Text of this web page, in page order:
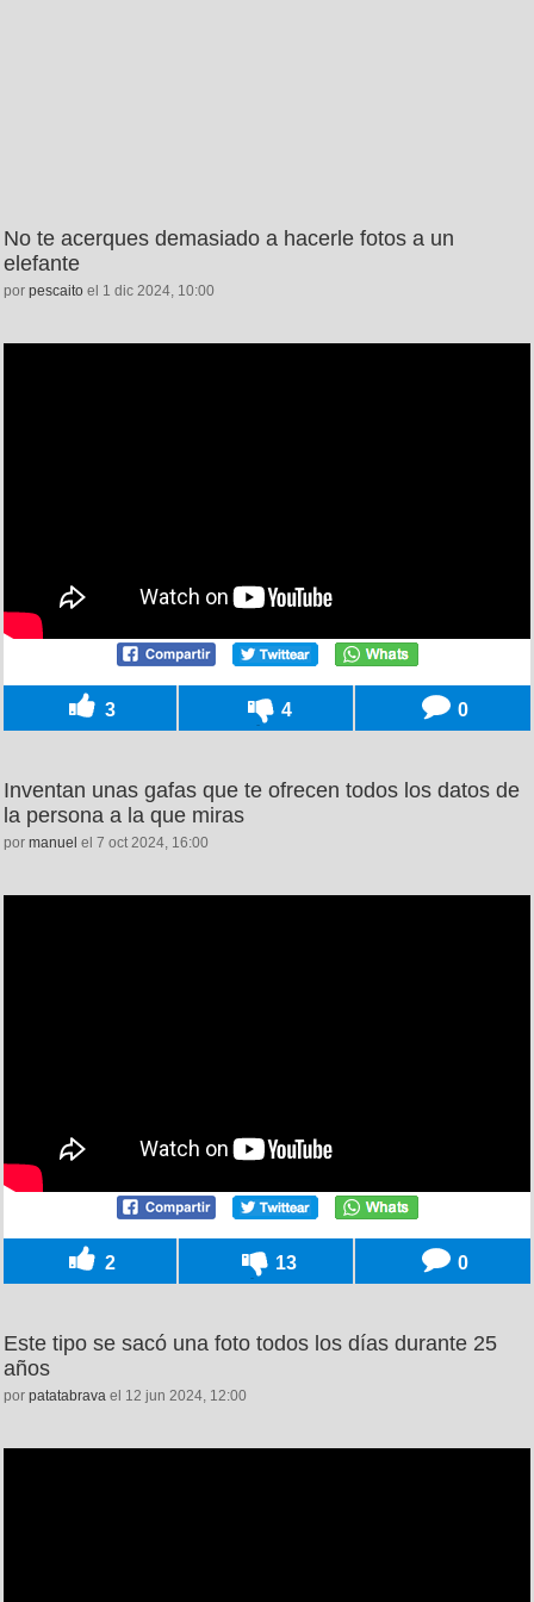
No te acerques demasiado a hacerle fotos a un
elefante
por pescaito el 1 dic 2024, 10:00
3 4 0
Inventan unas gafas que te ofrecen todos los datos de
la persona a la que miras
por manuel el 7 oct 2024, 16:00
2 13 0
Este tipo se sacó una foto todos los días durante 25
años
por patatabrava el 12 jun 2024, 12:00